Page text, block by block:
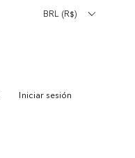
BRL (R$)
Iniciar sesión